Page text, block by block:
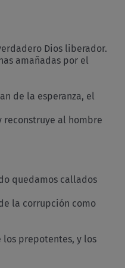
Dios liberador.
amañadas por el
de la esperanza, el
al hombre
quedamos callados
la corrupción como
los prepotentes, y los